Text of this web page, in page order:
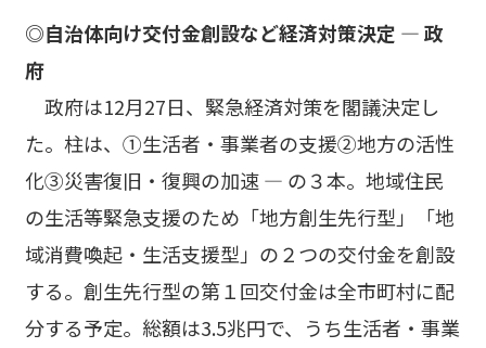
◎自治体向け交付金創設など経済対策決定 ― 政
府
政府は12月27日、緊急経済対策を閣議決定し
た。柱は、①生活者・事業者の支援②地方の活性
化③災害復旧・復興の加速 ― の３本。地域住民
の生活等緊急支援のため「地方創生先行型」「地
域消費喚起・生活支援型」の２つの交付金を創設
する。創生先行型の第１回交付金は全市町村に配
分する予定。総額は3.5兆円で、うち生活者・事業